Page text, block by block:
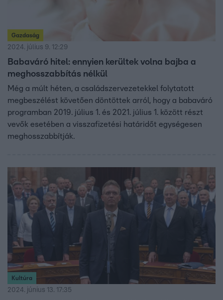
Gazdaság
2024. július 9. 12:29
Babaváró hitel: ennyien kerültek volna bajba a
meghosszabbítás nélkül
Még a múlt héten, a családszervezetekkel folytatott
megbeszélést követően döntöttek arról, hogy a babaváró
programban 2019. július 1. és 2021. július 1. között részt
vevők esetében a visszafizetési határidőt egységesen
meghosszabbítják.
Kultúra
2024. június 13. 17:35